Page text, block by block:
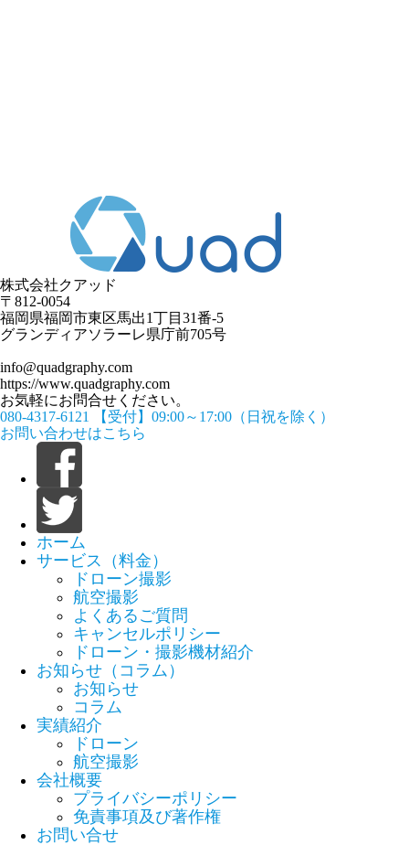
株式会社クアッド
〒812-0054
​福岡県福岡市東区馬出1丁目31番-5
グランディアソラーレ県庁前705号
info@quadgraphy.com
https://www.quadgraphy.com
お気軽にお問合せください。
080-4317-6121
【受付】09:00～17:00（日祝を除く）
お問い合わせはこちら
ホーム
サービス（料金）
ドローン撮影
航空撮影
よくあるご質問
キャンセルポリシー
ドローン・撮影機材紹介
お知らせ（コラム）
お知らせ
コラム
実績紹介
ドローン
航空撮影
会社概要
プライバシーポリシー
免責事項及び著作権
お問い合せ